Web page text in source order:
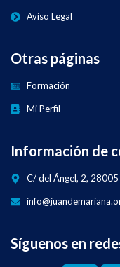
Aviso Legal
Otras páginas
Formación
Mi Perfil
Información de
C/ del Ángel, 2,
Síguenos en